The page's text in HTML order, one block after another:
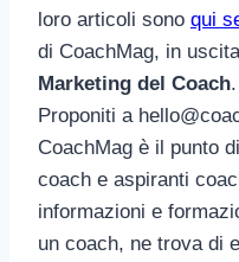
loro articoli sono qui
di CoachMag, in
Marketing del Coach
Proponiti a
CoachMag è il punto
coach e aspiranti
informazioni e
un coach, ne trova di